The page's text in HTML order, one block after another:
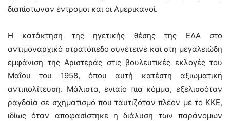
διαπίστωναν έντρομοι και οι Αμερικανοί.
Η κατάκτηση της ηγετικής θέσης της ΕΔΑ στο
αντιμοναρχικό στρατόπεδο συνέτεινε και στη μεγαλειώδη
εμφάνιση της Αριστεράς στις βουλευτικές εκλογές του
Μαΐου του 1958, όπου αυτή κατέστη αξιωματική
αντιπολίτευση. Μάλιστα, ενιαίο πια κόμμα, εξελισσόταν
ραγδαία σε σχηματισμό που ταυτιζόταν πλέον με το ΚΚΕ,
ιδίως όταν αποφασίστηκε η διάλυση των παράνομων